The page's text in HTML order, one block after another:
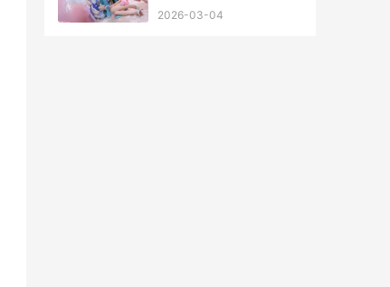
率76.3%<span
2026-03-04